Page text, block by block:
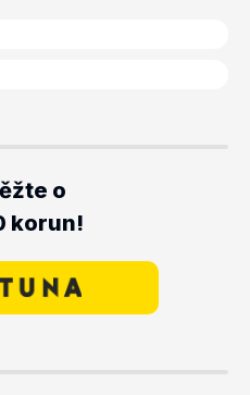
o
korun!